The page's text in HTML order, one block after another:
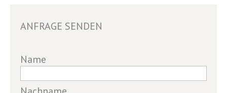
ANFRAGE SENDEN
If
are
Name